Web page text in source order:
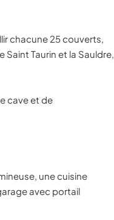
chacune 25 couverts,
Taurin et la Sauldre,
cave et de
une cuisine
avec portail